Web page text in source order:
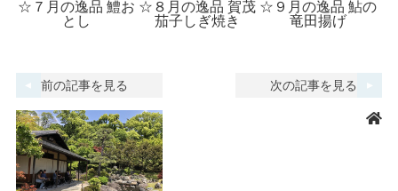
☆７月の逸品 鱧お
とし
☆８月の逸品 賀茂
茄子しぎ焼き
☆９月の逸品 鮎の
竜田揚げ
前の記事を見る 次の記事を見る